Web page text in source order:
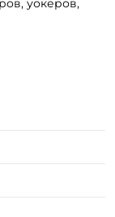
уокеров,